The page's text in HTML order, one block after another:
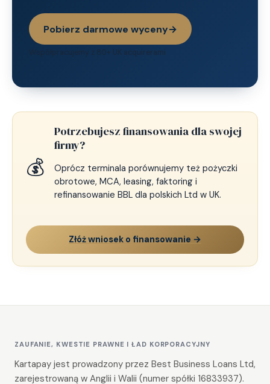
Pobierz darmowe wyceny→
Współpracujemy z 80+ UK acquirerami
💰
Potrzebujesz finansowania dla swojej
firmy?
Oprócz terminala porównujemy też pożyczki
obrotowe, MCA, leasing, faktoring i
refinansowanie BBL dla polskich Ltd w UK.
Złóż wniosek o finansowanie →
ZAUFANIE, KWESTIE PRAWNE I ŁAD KORPORACYJNY
Kartapay jest prowadzony przez Best Business Loans Ltd,
zarejestrowaną w Anglii i Walii (numer spółki 16833937).